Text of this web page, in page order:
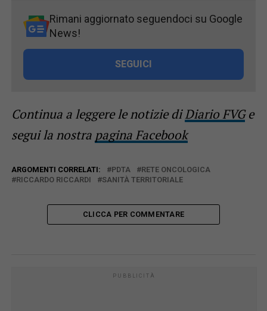
Rimani aggiornato seguendoci su Google
News!
SEGUICI
Continua a leggere le notizie diDiario FVGe
segui la nostra pagina Facebook
ARGOMENTI CORRELATI: PDTA
RETE ONCOLOGICA
RICCARDO RICCARDI
SANITÀ TERRITORIALE
CLICCA PER COMMENTARE
PUBBLICITÀ